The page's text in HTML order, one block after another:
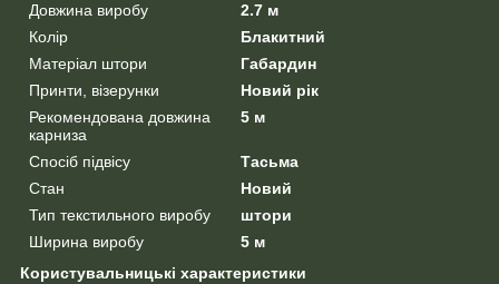
Довжина виробу
2.7 м
Колір
Блакитний
Матеріал штори
Габардин
Принти, візерунки
Новий рік
Рекомендована довжина
карниза
5 м
Спосіб підвісу
Тасьма
Стан
Новий
Тип текстильного виробу
штори
Ширина виробу
5 м
Користувальницькі характеристики